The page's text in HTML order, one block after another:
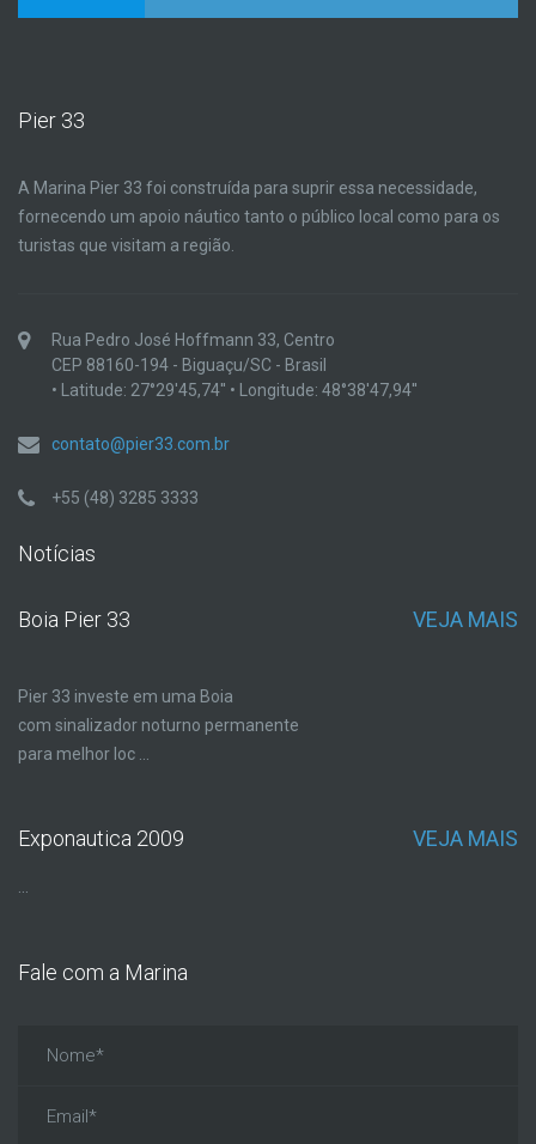
Pier 33
A Marina Pier 33 foi construída para suprir essa necessidade,
fornecendo um apoio náutico tanto o público local como para os
turistas que visitam a região.
Rua Pedro José Hoffmann 33, Centro
CEP 88160-194 - Biguaçu/SC - Brasil
• Latitude: 27°29'45,74'' • Longitude: 48°38'47,94''
contato@pier33.com.br
+55 (48) 3285 3333
Notícias
Boia Pier 33 VEJA MAIS
Pier 33 investe em uma Boia
com sinalizador noturno permanente
para melhor loc ...
Exponautica 2009 VEJA MAIS
Fale com a Marina